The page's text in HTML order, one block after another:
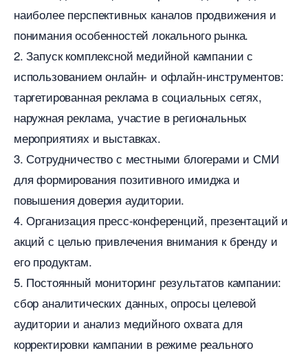
наиболее перспективных каналов продвижения и
понимания особенностей локального рынка.
2. Запуск комплексной медийной кампании с
использованием онлайн- и офлайн-инструментов:
таргетированная реклама в социальных сетях,
наружная реклама, участие в региональных
мероприятиях и выставках.
3. Сотрудничество с местными блогерами и СМИ
для формирования позитивного имиджа и
повышения доверия аудитории.
4. Организация пресс-конференций, презентаций и
акций с целью привлечения внимания к бренду и
его продуктам.
5. Постоянный мониторинг результатов кампании:
сбор аналитических данных, опросы целевой
аудитории и анализ медийного охвата для
корректировки кампании в режиме реального